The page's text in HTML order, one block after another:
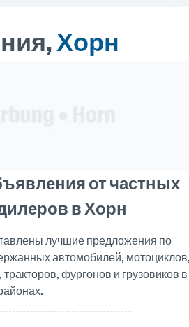
Хорн
от частных
в Хорн
лучшие предложения по
автомобилей,
фургонов и грузовиков в